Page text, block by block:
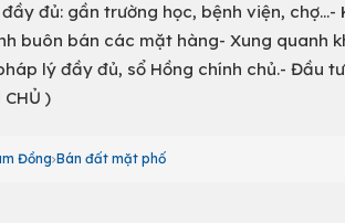
đủ: gần trường học, bệnh viện, chợ…-
buôn bán các mặt hàng- Xung quanh
lý đầy đủ, sổ Hồng chính chủ.- Đầu
)
Đồng Bán đất mặt phố